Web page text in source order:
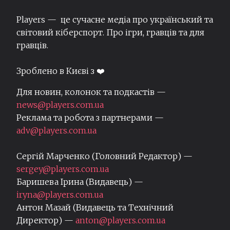
Players — це сучасне медіа про український та
світовий кіберспорт. Про ігри, гравців та для
гравців.
Зроблено в Києві з ❤️
Для новин, колонок та подкастів —
news@players.com.ua
Реклама та робота з партнерами —
adv@players.com.ua
Сергій Марченко (Головний Редактор) —
sergey@players.com.ua
Баришева Ірина (Видавець) —
iryna@players.com.ua
Антон Мазай (Видавець та Технічний
Директор) — anton@players.com.ua